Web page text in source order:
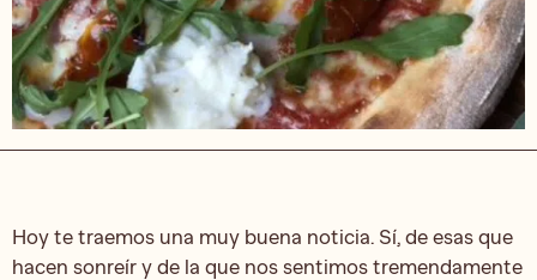
Hoy te traemos una muy buena noticia. Sí, de esas que
hacen sonreír y de la que nos sentimos tremendamente